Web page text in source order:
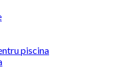
piscina